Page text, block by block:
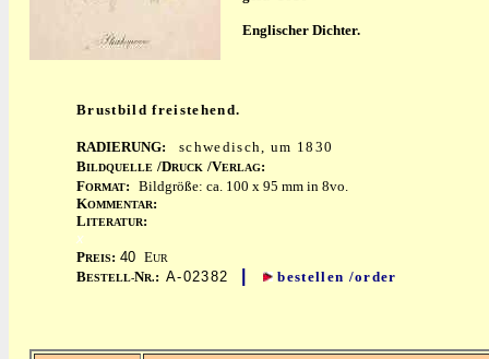
Englischer Dichter.
Brustbild freistehend.
RADIERUNG:
schwedisch, um 1830
BILDQUELLE /DRUCK /VERLAG:
FORMAT: Bildgröße: ca. 100 x 95 mm in 8vo.
KOMMENTAR:
LITERATUR:
x
PREIS: 40 EUR
BESTELL-NR.: A-02382 | bestellen /order